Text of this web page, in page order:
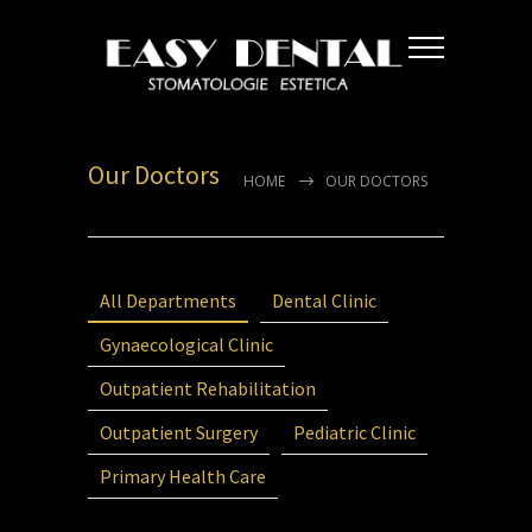
Our Doctors HOME OUR DOCTORS
All Departments
Dental Clinic
Gynaecological Clinic
Outpatient Rehabilitation
Outpatient Surgery
Pediatric Clinic
Primary Health Care